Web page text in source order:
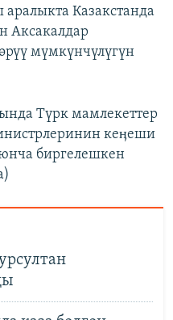
Казакстанда
Аксакалдар
мүмкүнчүлүгүн
Түрк мамлекеттер
кеӊеши
биргелешкен